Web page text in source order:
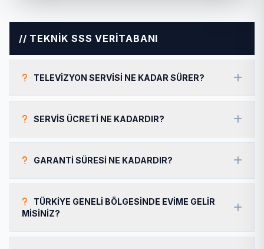
// TEKNİK SSS VERİTABANI
TELEVIZYON SERVISI NE KADAR SÜRER?
SERVIS ÜCRETI NE KADARDIR?
GARANTI SÜRESI NE KADARDIR?
TÜRKIYE GENELI BÖLGESINDE EVIME GELIR
MISINIZ?